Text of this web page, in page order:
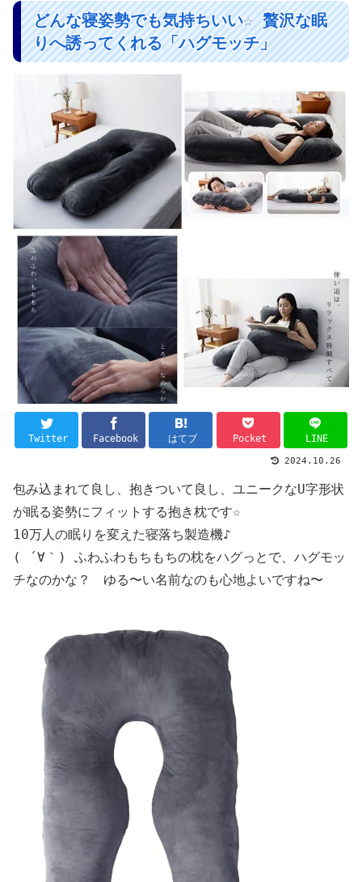
どんな寝姿勢でも気持ちいい☆ 贅沢な眠
りへ誘ってくれる「ハグモッチ」
Twitter Facebook はてブ Pocket LINE
2024.10.26
包み込まれて良し、抱きついて良し、ユニークなU字形状
が眠る姿勢にフィットする抱き枕です☆
10万人の眠りを変えた寝落ち製造機♪
( ´∀｀) ふわふわもちもちの枕をハグっとで、ハグモッ
チなのかな？ ゆる〜い名前なのも心地よいですね〜